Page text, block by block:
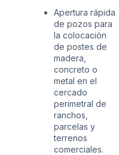
Apertura rápida
de pozos para
la colocación
de postes de
madera,
concreto o
metal en el
cercado
perimetral de
ranchos,
parcelas y
terrenos
comerciales.